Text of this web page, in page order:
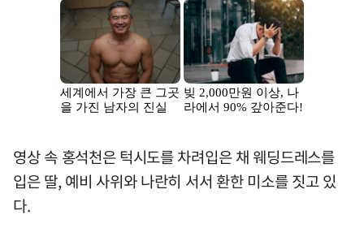
영상 속 홍석천은 턱시도를 차려입은 채 웨딩드레스를
입은 딸, 예비 사위와 나란히 서서 환한 미소를 짓고 있
다.